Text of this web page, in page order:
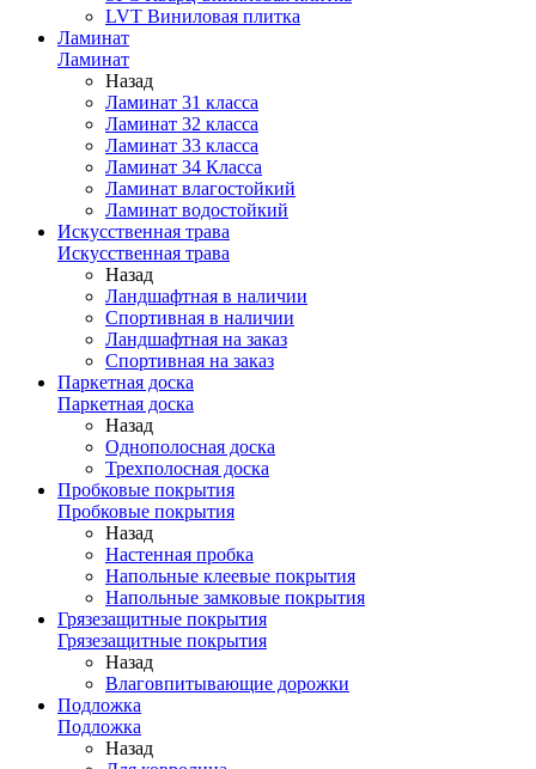
LVT Виниловая плитка
Ламинат
Ламинат
Назад
Ламинат 31 класса
Ламинат 32 класса
Ламинат 33 класса
Ламинат 34 Класса
Ламинат влагостойкий
Ламинат водостойкий
Искусственная трава
Искусственная трава
Назад
Ландшафтная в наличии
Спортивная в наличии
Ландшафтная на заказ
Спортивная на заказ
Паркетная доска
Паркетная доска
Назад
Однополосная доска
Трехполосная доска
Пробковые покрытия
Пробковые покрытия
Назад
Настенная пробка
Напольные клеевые покрытия
Напольные замковые покрытия
Грязезащитные покрытия
Грязезащитные покрытия
Назад
Влаговпитывающие дорожки
Подложка
Подложка
Назад